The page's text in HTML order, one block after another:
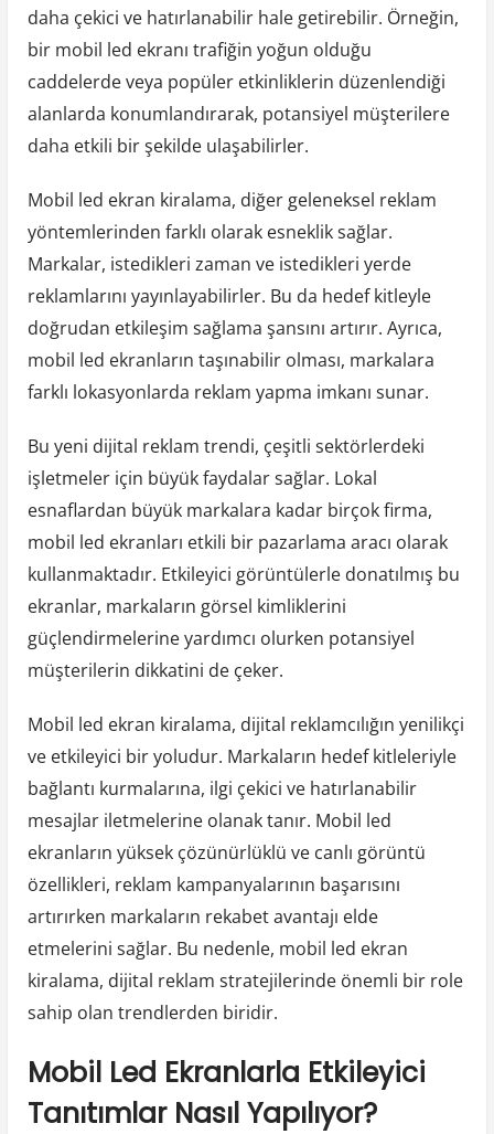
daha çekici ve hatırlanabilir hale getirebilir. Örneğin,
bir mobil led ekranı trafiğin yoğun olduğu
caddelerde veya popüler etkinliklerin düzenlendiği
alanlarda konumlandırarak, potansiyel müşterilere
daha etkili bir şekilde ulaşabilirler.
Mobil led ekran kiralama, diğer geleneksel reklam
yöntemlerinden farklı olarak esneklik sağlar.
Markalar, istedikleri zaman ve istedikleri yerde
reklamlarını yayınlayabilirler. Bu da hedef kitleyle
doğrudan etkileşim sağlama şansını artırır. Ayrıca,
mobil led ekranların taşınabilir olması, markalara
farklı lokasyonlarda reklam yapma imkanı sunar.
Bu yeni dijital reklam trendi, çeşitli sektörlerdeki
işletmeler için büyük faydalar sağlar. Lokal
esnaflardan büyük markalara kadar birçok firma,
mobil led ekranları etkili bir pazarlama aracı olarak
kullanmaktadır. Etkileyici görüntülerle donatılmış bu
ekranlar, markaların görsel kimliklerini
güçlendirmelerine yardımcı olurken potansiyel
müşterilerin dikkatini de çeker.
Mobil led ekran kiralama, dijital reklamcılığın yenilikçi
ve etkileyici bir yoludur. Markaların hedef kitleleriyle
bağlantı kurmalarına, ilgi çekici ve hatırlanabilir
mesajlar iletmelerine olanak tanır. Mobil led
ekranların yüksek çözünürlüklü ve canlı görüntü
özellikleri, reklam kampanyalarının başarısını
artırırken markaların rekabet avantajı elde
etmelerini sağlar. Bu nedenle, mobil led ekran
kiralama, dijital reklam stratejilerinde önemli bir role
sahip olan trendlerden biridir.
Mobil Led Ekranlarla Etkileyici
Tanıtımlar Nasıl Yapılıyor?